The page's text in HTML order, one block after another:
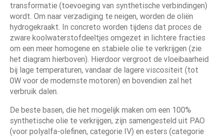
transformatie (toevoeging van synthetische verbindingen)
wordt. Om naar verzadiging te neigen, worden de oliën
hydrogekraakt. In concreto worden tijdens dat proces de
zware koolwaterstofdeeltjes omgezet in lichtere fracties
om een ​​meer homogene en stabiele olie te verkrijgen (zie
het diagram hierboven). Hierdoor vergroot de vloeibaarheid
bij lage temperaturen, vandaar de lagere viscositeit (tot
0W voor de modernste motoren) en bovendien zal het
verbruik dalen.
De beste basen, die het mogelijk maken om een ​​100%
synthetische olie te verkrijgen, zijn samengesteld uit PAO
(voor polyalfa-olefinen, categorie IV) en esters (categorie